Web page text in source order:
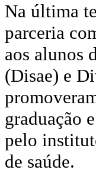
Na última
parceria
aos alunos
(Disae) e
graduação
pelo
de saúde.